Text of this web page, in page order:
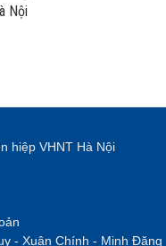
Nội
hiệp VHNT Hà Nội
- Xuân Chính - Minh Đăng